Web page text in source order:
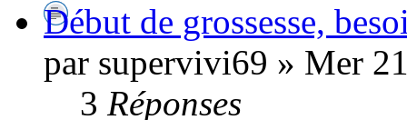
Début de grossesse,
par supervivi69 » Mer
3 Réponses